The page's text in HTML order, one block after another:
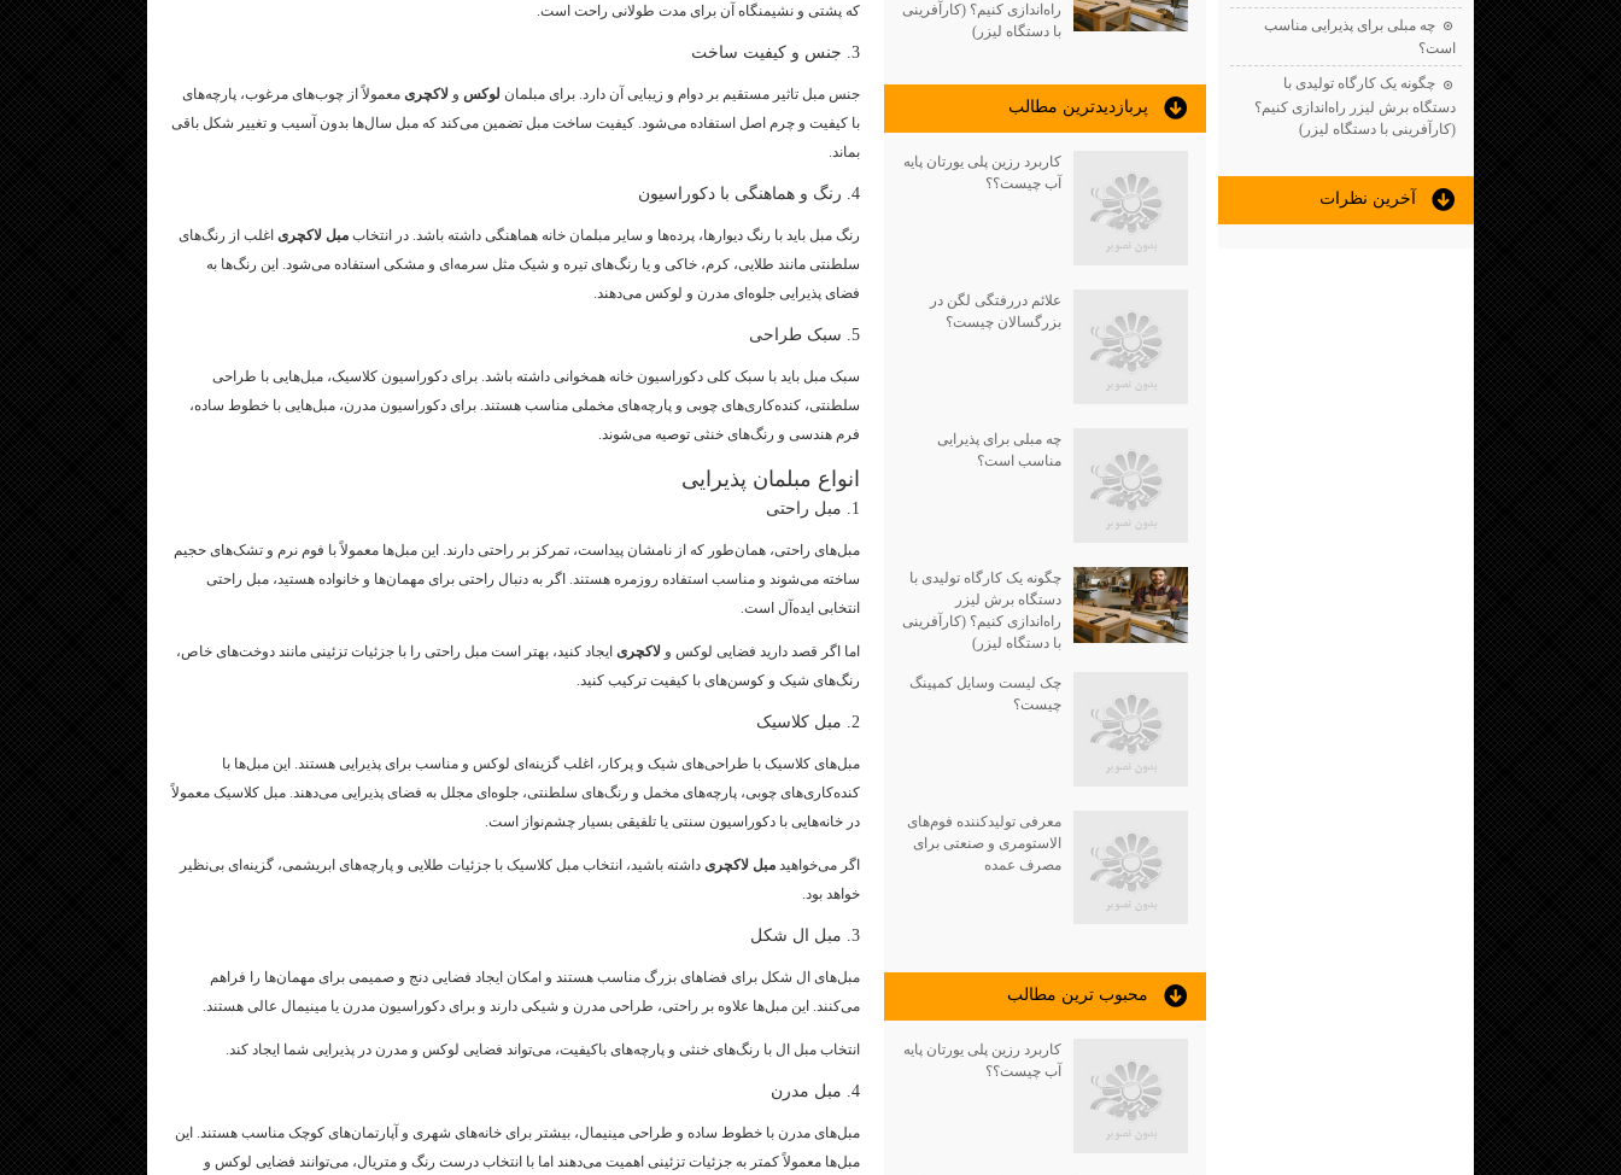
که پشتی و نشیمنگاه آن برای مدت طولانی راحت است.
3. جنس و کیفیت ساخت
جنس مبل تاثیر مستقیم بر دوام و زیبایی آن دارد. برای مبلمان لوکسو لاکچریمعمولاً از چوب‌های مرغوب، پارچه‌های
با کیفیت و چرم اصل استفاده می‌شود. کیفیت ساخت مبل تضمین می‌کند که مبل سال‌ها بدون آسیب و تغییر شکل باقی
بماند.
4. رنگ و هماهنگی با دکوراسیون
رنگ مبل باید با رنگ دیوارها، پرده‌ها و سایر مبلمان خانه هماهنگی داشته باشد. در انتخاب مبل لاکچریاغلب از رنگ‌های
سلطنتی مانند طلایی، کرم، خاکی و یا رنگ‌های تیره و شیک مثل سرمه‌ای و مشکی استفاده می‌شود. این رنگ‌ها به
فضای پذیرایی جلوه‌ای مدرن و لوکس می‌دهند.
5. سبک طراحی
سبک مبل باید با سبک کلی دکوراسیون خانه همخوانی داشته باشد. برای دکوراسیون کلاسیک، مبل‌هایی با طراحی
سلطنتی، کنده‌کاری‌های چوبی و پارچه‌های مخملی مناسب هستند. برای دکوراسیون مدرن، مبل‌هایی با خطوط ساده،
فرم هندسی و رنگ‌های خنثی توصیه می‌شوند.
انواع مبلمان پذیرایی
1. مبل راحتی
مبل‌های راحتی، همان‌طور که از نامشان پیداست، تمرکز بر راحتی دارند. این مبل‌ها معمولاً با فوم نرم و تشک‌های حجیم
ساخته می‌شوند و مناسب استفاده روزمره هستند. اگر به دنبال راحتی برای مهمان‌ها و خانواده هستید، مبل راحتی
انتخابی ایده‌آل است.
اما اگر قصد دارید فضایی لوکس و لاکچریایجاد کنید، بهتر است مبل راحتی را با جزئیات تزئینی مانند دوخت‌های خاص،
رنگ‌های شیک و کوسن‌های با کیفیت ترکیب کنید.
2. مبل کلاسیک
مبل‌های کلاسیک با طراحی‌های شیک و پرکار، اغلب گزینه‌ای لوکس و مناسب برای پذیرایی هستند. این مبل‌ها با
کنده‌کاری‌های چوبی، پارچه‌های مخمل و رنگ‌های سلطنتی، جلوه‌ای مجلل به فضای پذیرایی می‌دهند. مبل کلاسیک معمولاً
در خانه‌هایی با دکوراسیون سنتی یا تلفیقی بسیار چشم‌نواز است.
اگر می‌خواهید مبل لاکچریداشته باشید، انتخاب مبل کلاسیک با جزئیات طلایی و پارچه‌های ابریشمی، گزینه‌ای بی‌نظیر
خواهد بود.
3. مبل ال شکل
مبل‌های ال شکل برای فضاهای بزرگ مناسب هستند و امکان ایجاد فضایی دنج و صمیمی برای مهمان‌ها را فراهم
می‌کنند. این مبل‌ها علاوه بر راحتی، طراحی مدرن و شیکی دارند و برای دکوراسیون مدرن یا مینیمال عالی هستند.
انتخاب مبل ال با رنگ‌های خنثی و پارچه‌های باکیفیت، می‌تواند فضایی لوکس و مدرن در پذیرایی شما ایجاد کند.
4. مبل مدرن
مبل‌های مدرن با خطوط ساده و طراحی مینیمال، بیشتر برای خانه‌های شهری و آپارتمان‌های کوچک مناسب هستند. این
مبل‌ها معمولاً کمتر به جزئیات تزئینی اهمیت می‌دهند اما با انتخاب درست رنگ و متریال، می‌توانند فضایی لوکس و
چه مبلی برای پذیرایی مناسب
است؟
چگونه یک کارگاه تولیدی با
دستگاه برش لیزر راه‌اندازی کنیم؟
(کارآفرینی با دستگاه لیزر)
آخرين نظرات
راه‌اندازی کنیم؟ (کارآفرینی
با دستگاه لیزر)
پربازديدترين مطالب
کاربرد رزین پلی یورتان پایه
آب چیست؟؟
علائم دررفتگی لگن در
بزرگسالان چیست؟
چه مبلی برای پذیرایی
مناسب است؟
چگونه یک کارگاه تولیدی با
دستگاه برش لیزر
راه‌اندازی کنیم؟ (کارآفرینی
با دستگاه لیزر)
چک لیست وسایل کمپینگ
چیست؟
معرفی تولیدکننده فوم‌های
الاستومری و صنعتی برای
مصرف عمده
محبوب ترين مطالب
کاربرد رزین پلی یورتان پایه
آب چیست؟؟